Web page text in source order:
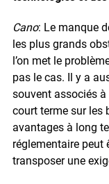
Cano: Le manque
les plus grands
l’on met le
pas le cas. Il y a
souvent associés
court terme sur les
avantages à long
réglementaire peut
transposer une